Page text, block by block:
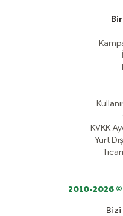
KVKK
Yurt
2010-2026 ©
Bizi